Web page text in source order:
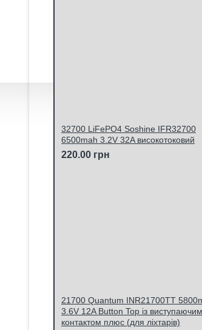
32700 LiFePO4 Soshine IFR32700
6500mah 3.2V 32A високотоковий
220.00 грн
21700 Quantum INR21700TT
3.6V 12A Button Top із виступаючим
контактом плюс (для ліхтарів)